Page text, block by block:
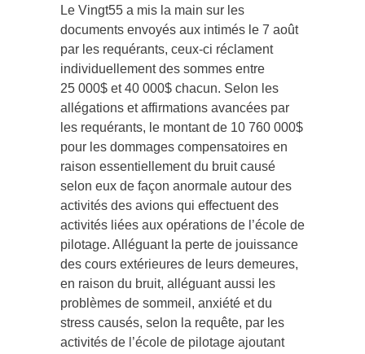
Le Vingt55 a mis la main sur les
documents envoyés aux intimés le 7 août
par les requérants, ceux-ci réclament
individuellement des sommes entre
25 000$ et 40 000$ chacun. Selon les
allégations et affirmations avancées par
les requérants, le montant de 10 760 000$
pour les dommages compensatoires en
raison essentiellement du bruit causé
selon eux de façon anormale autour des
activités des avions qui effectuent des
activités liées aux opérations de l’école de
pilotage. Alléguant la perte de jouissance
des cours extérieures de leurs demeures,
en raison du bruit, alléguant aussi les
problèmes de sommeil, anxiété et du
stress causés, selon la requête, par les
activités de l’école de pilotage ajoutant